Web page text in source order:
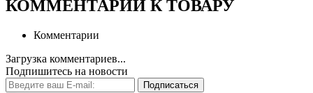
КОММЕНТАРИИ К ТОВАРУ
Комментарии
Загрузка комментариев...
Подпишитесь на новости
Подписаться